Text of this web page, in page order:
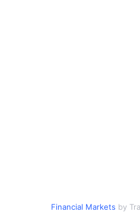
Financial Markets by